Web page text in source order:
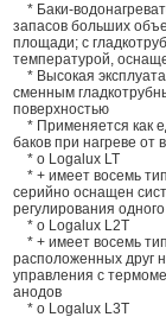
* Баки-
запасов больших
площади; с
температурой,
* Высокая
сменным
поверхностью
* Применяется как
баков при нагреве от
* o Logalux LT
* + имеет восемь
серийно оснащен
регулирования
* o Logalux L2T
* + имеет восемь
расположенных друг
управления с
анодов
* o Logalux L3T